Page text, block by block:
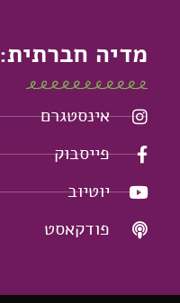
מדיה חברתית:
אינסטגרם
פייסבוק
יוטיוב
פודקאסט